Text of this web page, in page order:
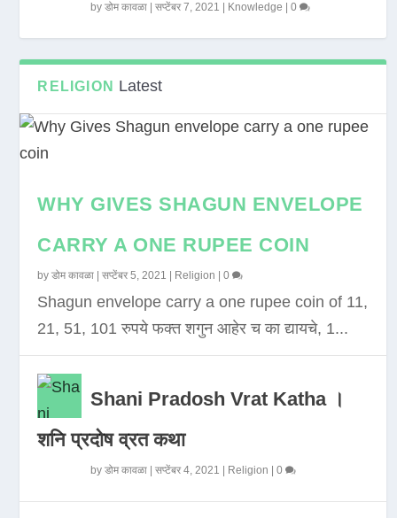
byडोम कावळा |सप्टेंबर 7, 2021 Knowledge |0
RELIGION Latest
WHY GIVES SHAGUN ENVELOPE
CARRY A ONE RUPEE COIN
byडोम कावळा |सप्टेंबर 5, 2021 Religion |0
Shagun envelope carry a one rupee coin of 11,
21, 51, 101 रुपये फक्त शगुन आहेर च का द्यायचे, 1...
Shani Pradosh Vrat Katha ।
शनि प्रदोष व्रत कथा
byडोम कावळा |सप्टेंबर 4, 2021 Religion |0